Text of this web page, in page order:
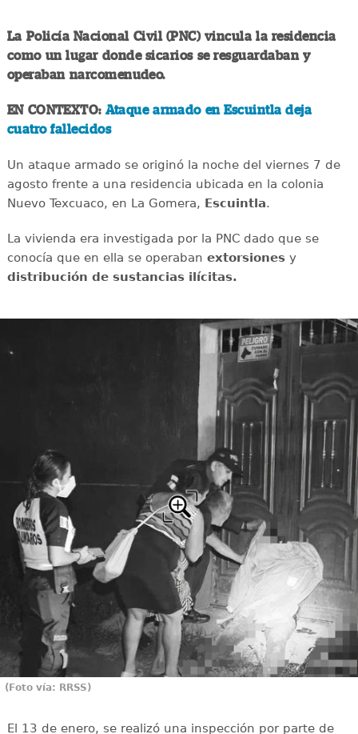
La Policía Nacional Civil (PNC) vincula la residencia
como un lugar donde sicarios se resguardaban y
operaban narcomenudeo.
EN CONTEXTO: Ataque armado en Escuintla deja
cuatro fallecidos
Un ataque armado se originó la noche del viernes 7 de
agosto frente a una residencia ubicada en la colonia
Nuevo Texcuaco, en La Gomera, Escuintla.
La vivienda era investigada por la PNC dado que se
conocía que en ella se operaban extorsionesy
distribución de sustancias ilícitas.
(Foto vía: RRSS)
El 13 de enero, se realizó una inspección por parte de